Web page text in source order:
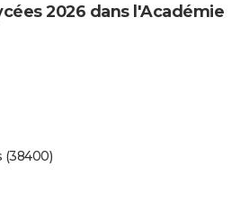
2026 dans l'Académie
(38400)